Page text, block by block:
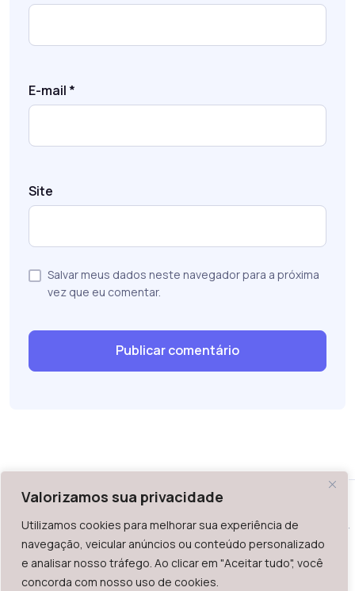
Valorizamos sua privacidade
Utilizamos cookies para melhorar sua experiência de
navegação, veicular anúncios ou conteúdo personalizado
e analisar nosso tráfego. Ao clicar em "Aceitar tudo", você
concorda com nosso uso de cookies.
E-mail *
Site
Salvar meus dados neste navegador para a próxima
vez que eu comentar.
WAZ - Av. do Contorno 2939, lojas 1 a 7, Belo Horizonte, MG -
Brasil. CEP: 30.110-013
Telefone: +55 (31) 2126-6666 | CNPJ: 06.036.939/0001-92
2023.